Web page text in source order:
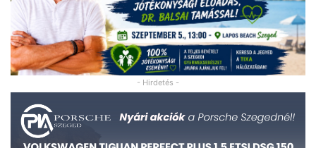
- Hirdetés -